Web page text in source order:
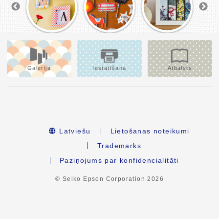
Galerija Iestatīšana Atbalsts
Latviešu
Lietošanas noteikumi
Trademarks
Paziņojums par konfidencialitāti
© Seiko Epson Corporation2026